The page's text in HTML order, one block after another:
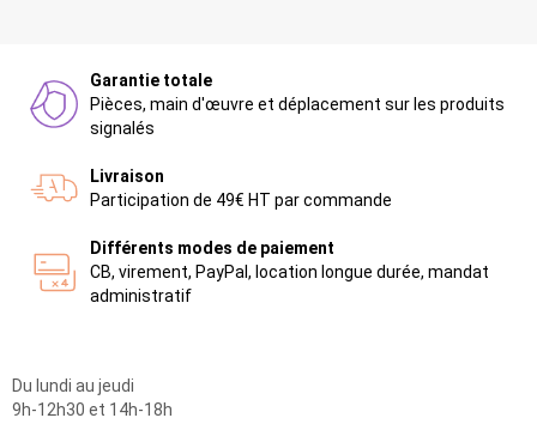
Garantie totale
Pièces, main d'œuvre et déplacement sur les produits
signalés
Livraison
Participation de 49€ HT par commande
Différents modes de paiement
CB, virement, PayPal, location longue durée, mandat
administratif
Du lundi au jeudi
9h-12h30 et 14h-18h